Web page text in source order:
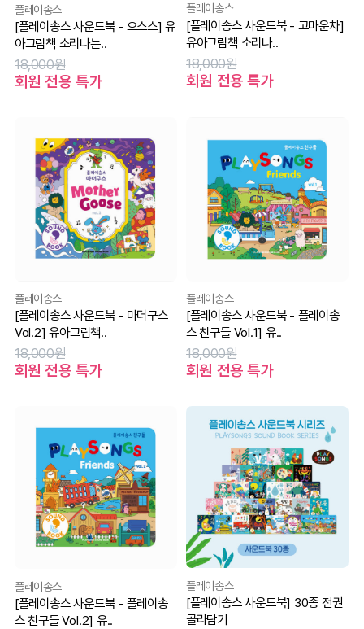
플레이송스
[플레이송스 사운드북 - 으스스] 유
아그림책 소리나는..
18,000원
회원 전용 특가
플레이송스
[플레이송스 사운드북 - 고마운차]
유아그림책 소리나..
18,000원
회원 전용 특가
플레이송스
[플레이송스 사운드북 - 마더구스
Vol.2] 유아그림책..
18,000원
회원 전용 특가
플레이송스
[플레이송스 사운드북 - 플레이송
스 친구들 Vol.1] 유..
18,000원
회원 전용 특가
플레이송스
[플레이송스 사운드북 - 플레이송
스 친구들 Vol.2] 유..
플레이송스
[플레이송스 사운드북] 30종 전권
골라담기